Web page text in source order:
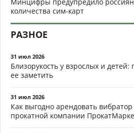
количества сим-карт
РАЗНОЕ
31 июл 2026
Близорукость у взрослых и
ее заметить
31 июл 2026
Как выгодно арендовать
прокатной компании